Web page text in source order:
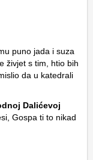
puno jada i suza
živjet s tim, htio bih
da u katedrali
Dalićevoj
Gospa ti to nikad